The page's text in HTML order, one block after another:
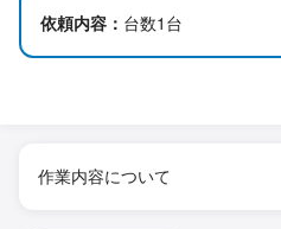
依頼内容： 台数1台
作業内容について